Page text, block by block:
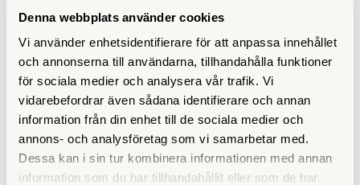
Denna webbplats använder cookies
Vi använder enhetsidentifierare för att anpassa innehållet
och annonserna till användarna, tillhandahålla funktioner
för sociala medier och analysera vår trafik. Vi
vidarebefordrar även sådana identifierare och annan
information från din enhet till de sociala medier och
annons- och analysföretag som vi samarbetar med.
Dessa kan i sin tur kombinera informationen med annan
information som du har tillhandahållit eller som de har
Magnipro
Magnipro 7x30 XMC Svart
Finns i lager
2.400 SEK
KÖP
Fujinon
Fujinon 7x50 FMTRC-SX2
Tillfälligt slut
10.990 SEK
KÖP